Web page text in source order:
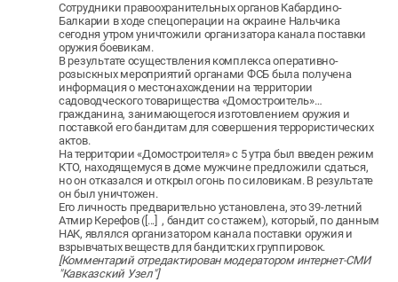
Сотрудники правоохранительных органов Кабардино-
Балкарии в ходе спецоперации на окраине Нальчика
сегодня утром уничтожили организатора канала поставки
оружия боевикам.
В результате осуществления комплекса оперативно-
розыскных мероприятий органами ФСБ была получена
информация о местонахождении на территории
садоводческого товарищества «Домостроитель»…
гражданина, занимающегося изготовлением оружия и
поставкой его бандитам для совершения террористических
актов.
На территории «Домостроителя» с 5 утра был введен режим
КТО, находящемуся в доме мужчине предложили сдаться,
но он отказался и открыл огонь по силовикам. В результате
он был уничтожен.
Его личность предварительно установлена, это 39-летний
Атмир Керефов ([...] , бандит со стажем), который, по данным
НАК, являлся организатором канала поставки оружия и
взрывчатых веществ для бандитских группировок.
[Комментарий отредактирован модератором интернет-СМИ
"Кавказский Узел"]